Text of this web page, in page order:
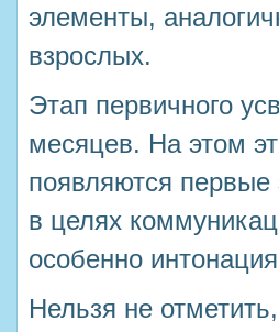
элементы,
взрослых.
Этап первичного
месяцев. На этом
появляются
в целях
особенно
Нельзя не